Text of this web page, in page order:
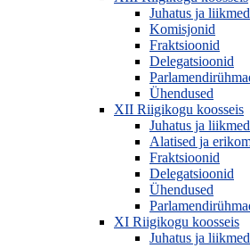
Juhatus ja liikmed
Komisjonid
Fraktsioonid
Delegatsioonid
Ühendused
XII Riigikogu koosseis
Juhatus ja liikmed
Alatised ja
Fraktsioonid
Delegatsioonid
Ühendused
XI Riigikogu koosseis
Juhatus ja liikmed